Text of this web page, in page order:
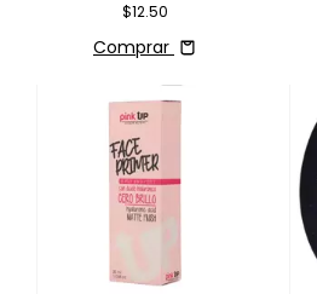
$12.50
Comprar